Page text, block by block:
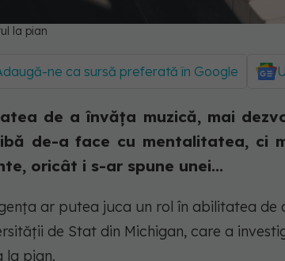
la pian
ne ca sursă preferată în Google
de a învăța muzică, mai
de-a face cu mentalitatea, ci
oricât i s-ar spune unei...
ar putea juca un rol în abilitatea
de Stat din Michigan, care a
la pian.